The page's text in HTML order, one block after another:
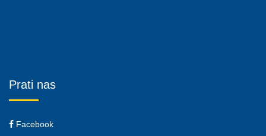
Prati nas
Facebook